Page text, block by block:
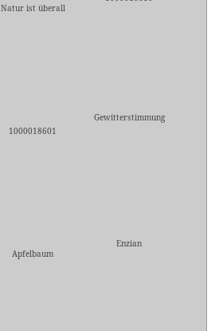
Natur ist überall
1000018601
Gewitterstimmung
Apfelbaum
Enzian